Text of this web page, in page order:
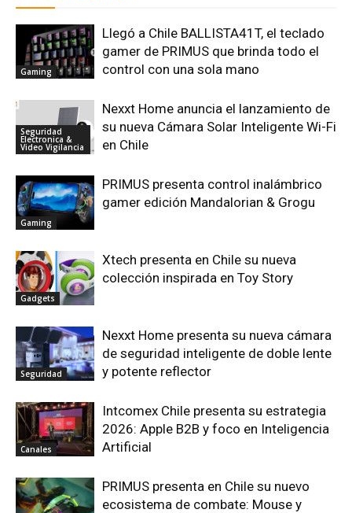
Gaming
Llegó a Chile BALLISTA41T, el teclado
gamer de PRIMUS que brinda todo el
control con una sola mano
Seguridad
Electronica &
Video Vigilancia
Nexxt Home anuncia el lanzamiento de
su nueva Cámara Solar Inteligente Wi-Fi
en Chile
Gaming
PRIMUS presenta control inalámbrico
gamer edición Mandalorian & Grogu
Gadgets
Xtech presenta en Chile su nueva
colección inspirada en Toy Story
Seguridad
Nexxt Home presenta su nueva cámara
de seguridad inteligente de doble lente
y potente reflector
Canales
Intcomex Chile presenta su estrategia
2026: Apple B2B y foco en Inteligencia
Artificial
PRIMUS presenta en Chile su nuevo
ecosistema de combate: Mouse y